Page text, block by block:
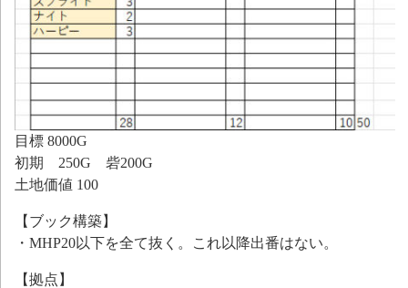
目標 8000G
初期 250G 砦200G
土地価値 100
【ブック構築】
・MHP20以下を全て抜く。これ以降出番はない。
【拠点】